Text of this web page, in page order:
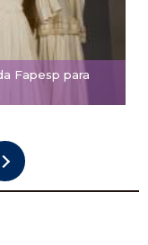
Fapesp para